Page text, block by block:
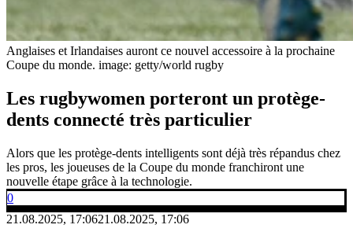
Anglaises et Irlandaises auront ce nouvel accessoire à la prochaine
Coupe du monde. image: getty/world rugby
Les rugbywomen porteront un protège-
dents connecté très particulier
Alors que les protège-dents intelligents sont déjà très répandus chez
les pros, les joueuses de la Coupe du monde franchiront une
nouvelle étape grâce à la technologie.
0
21.08.2025, 17:0621.08.2025, 17:06